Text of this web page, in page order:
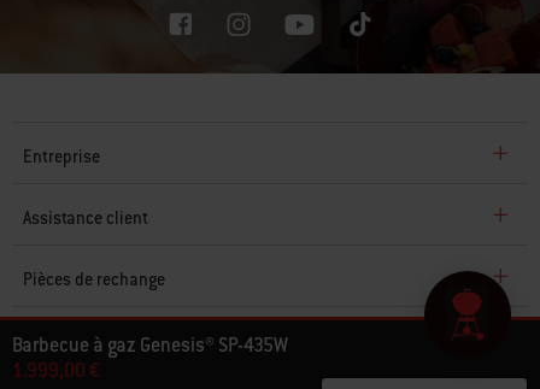
Barbecue à gaz Genesis® SP-435W
1.999,00 €
Entreprise
Assistance client
Pièces de rechange
Explorer